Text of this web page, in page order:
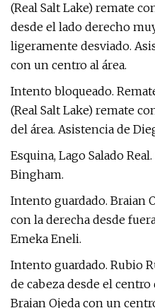
(Real Salt Lake) remate
desde el lado derecho
ligeramente desviado.
con un centro al área.
Intento bloqueado.
(Real Salt Lake) remate
del área. Asistencia de
Esquina, Lago Salado
Bingham.
Intento guardado. Braian
con la derecha desde
Emeka Eneli.
Intento guardado. Rubio
de cabeza desde el
Braian Ojeda con un